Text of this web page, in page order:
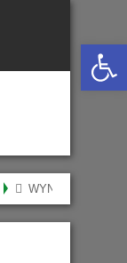
WYNIKI NABORU